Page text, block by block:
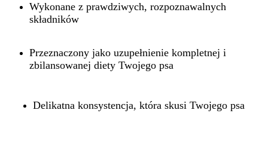
Wykonane z prawdziwych, rozpoznawalnych
składników
Przeznaczony jako uzupełnienie kompletnej i
zbilansowanej diety Twojego psa
Delikatna konsystencja, która skusi Twojego psa